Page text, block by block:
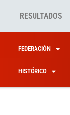
RESULTADOS
FEDERACIÓN
HISTÓRICO